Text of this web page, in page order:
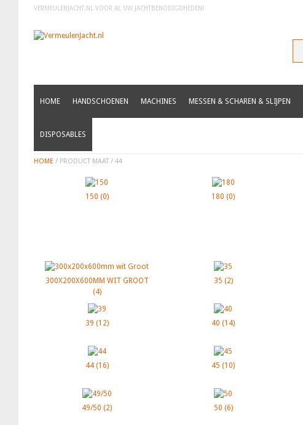
VERMEULENJACHT.NL VOOR AL UW JACHTBENODIGDHEDEN!
HOME HANDSCHOENEN MACHINES MESSEN & SCHAREN & SLIJPEN
DISPOSABLES
44
HOME / PRODUCT MAAT / 44
150 (0) 180(0)
300X200X600MM WIT GROOT
(4)
35 (2)
39 (12) 40(14)
44 (16) 45(10)
49/50(2) 50 (6)